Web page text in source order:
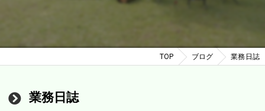
TOP ブログ 業務日誌
業務日誌